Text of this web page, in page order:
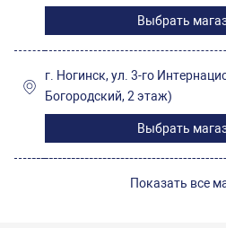
Выбрать
г. Ногинск, ул. 3-го
Богородский, 2 этаж)
Выбрать
Показать все